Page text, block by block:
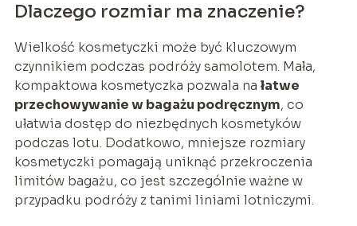
Dlaczego rozmiar ma znaczenie?
Wielkość kosmetyczki może być kluczowym
czynnikiem podczas podróży samolotem. Mała,
kompaktowa kosmetyczka pozwala na łatwe
przechowywanie w bagażu podręcznym, co
ułatwia dostęp do niezbędnych kosmetyków
podczas lotu. Dodatkowo, mniejsze rozmiary
kosmetyczki pomagają uniknąć przekroczenia
limitów bagażu, co jest szczególnie ważne w
przypadku podróży z tanimi liniami lotniczymi.